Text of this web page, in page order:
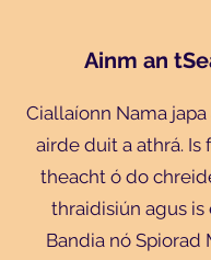
Ainm an
Ciallaíonn Nama
airde duit a athrá. Is
theacht ó do
thraidisiún agus is
Bandia nó Spiorad